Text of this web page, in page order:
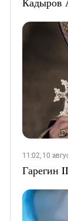
11:02, 10
Гарегин